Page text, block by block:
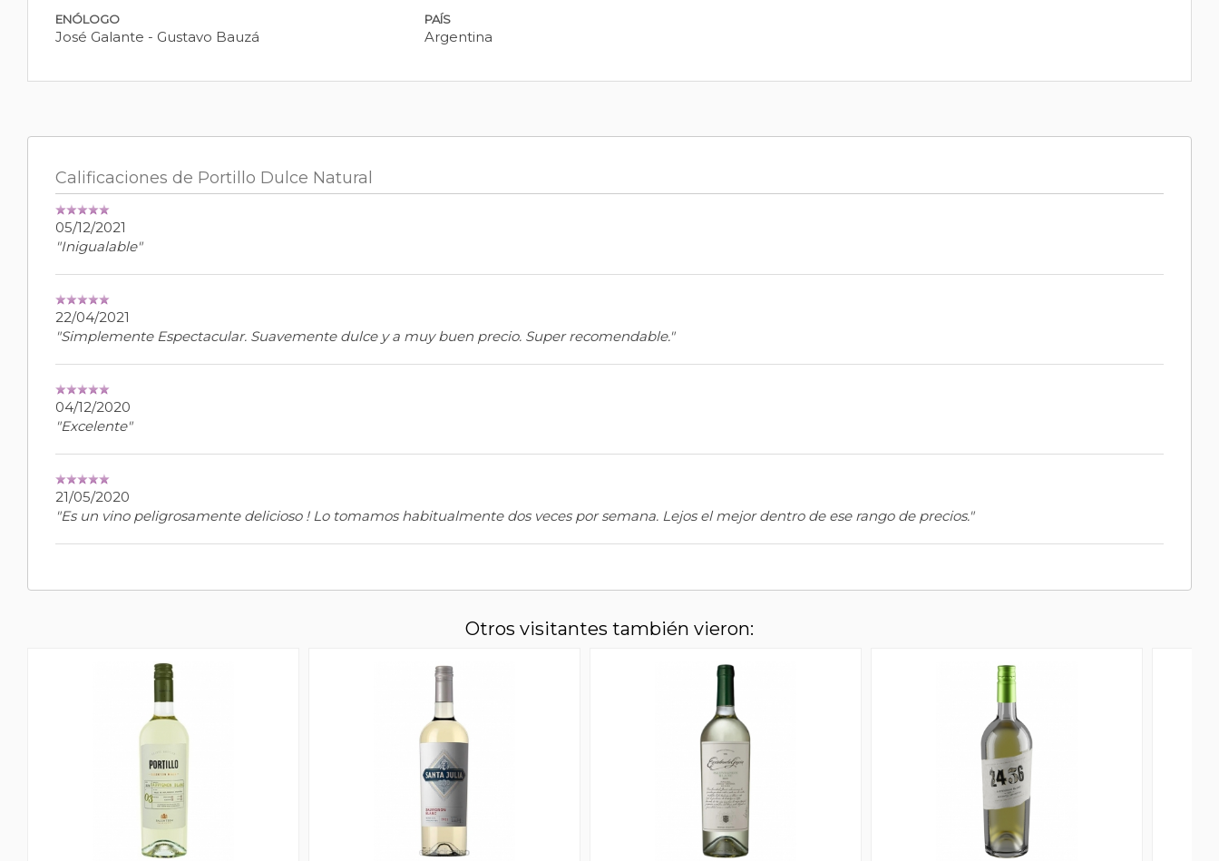
ENÓLOGO
José Galante - Gustavo Bauzá
PAÍS
Argentina
Calificaciones de Portillo Dulce Natural
05/12/2021
"Inigualable"
22/04/2021
"Simplemente Espectacular. Suavemente dulce y a muy buen precio. Super recomendable."
04/12/2020
"Excelente"
21/05/2020
"Es un vino peligrosamente delicioso ! Lo tomamos habitualmente dos veces por semana. Lejos el mejor dentro de ese rango de precios."
Otros visitantes también vieron: